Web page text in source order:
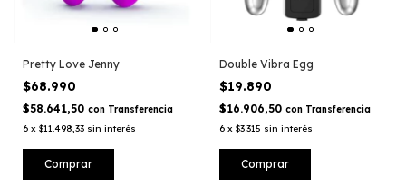
Pretty Love Jenny
$68.990
$58.641,50 con Transferencia
6 x $11.498,33 sin interés
Double Vibra Egg
$19.890
$16.906,50 con Transferencia
6 x $3.315 sin interés